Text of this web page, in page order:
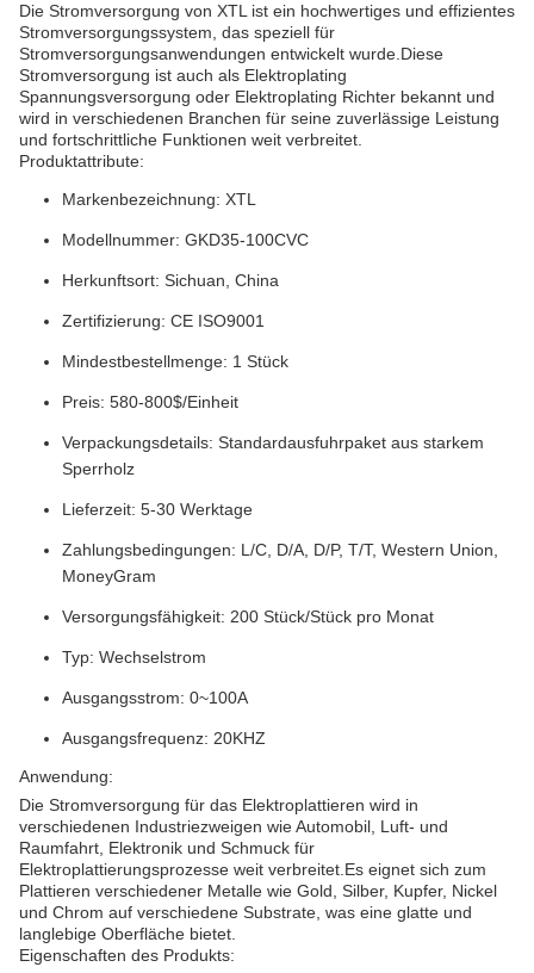
Die Stromversorgung von XTL ist ein hochwertiges und effizientes
Stromversorgungssystem, das speziell für
Stromversorgungsanwendungen entwickelt wurde.Diese
Stromversorgung ist auch als Elektroplating
Spannungsversorgung oder Elektroplating Richter bekannt und
wird in verschiedenen Branchen für seine zuverlässige Leistung
und fortschrittliche Funktionen weit verbreitet.
Produktattribute:
Markenbezeichnung: XTL
Modellnummer: GKD35-100CVC
Herkunftsort: Sichuan, China
Zertifizierung: CE ISO9001
Mindestbestellmenge: 1 Stück
Preis: 580-800$/Einheit
Verpackungsdetails: Standardausfuhrpaket aus starkem
Sperrholz
Lieferzeit: 5-30 Werktage
Zahlungsbedingungen: L/C, D/A, D/P, T/T, Western Union,
MoneyGram
Versorgungsfähigkeit: 200 Stück/Stück pro Monat
Typ: Wechselstrom
Ausgangsstrom: 0~100A
Ausgangsfrequenz: 20KHZ
Anwendung:
Die Stromversorgung für das Elektroplattieren wird in
verschiedenen Industriezweigen wie Automobil, Luft- und
Raumfahrt, Elektronik und Schmuck für
Elektroplattierungsprozesse weit verbreitet.Es eignet sich zum
Plattieren verschiedener Metalle wie Gold, Silber, Kupfer, Nickel
und Chrom auf verschiedene Substrate, was eine glatte und
langlebige Oberfläche bietet.
Eigenschaften des Produkts: